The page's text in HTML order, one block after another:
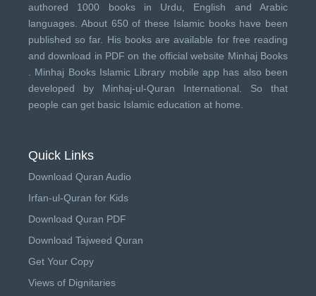
authored 1000 books in Urdu, English and Arabic
languages. About 650 of these Islamic books have been
published so far. His books are available for free reading
and download in PDF on the official website Minhaj Books
Minhaj Books Islamic Library mobile app has also been
developed by Minhaj-ul-Quran International . So that
people can get basic Islamic education at home.
Quick Links
Download Quran Audio
Irfan-ul-Quran for Kids
Download Quran PDF
Download Tajweed Quran
Get Your Copy
Views of Dignitaries